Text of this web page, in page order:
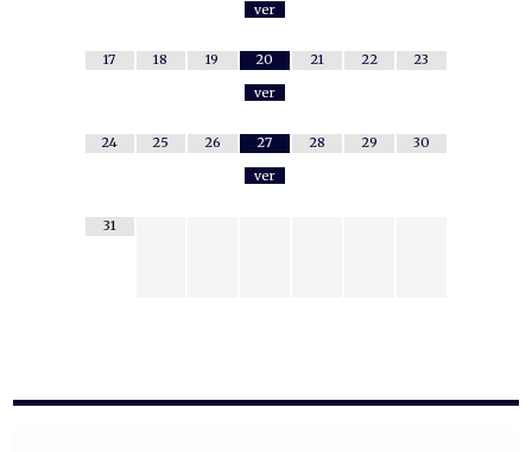
ver
17 18 19
20
ver
21 22 23
24 25 26
27
ver
28 29 30
31